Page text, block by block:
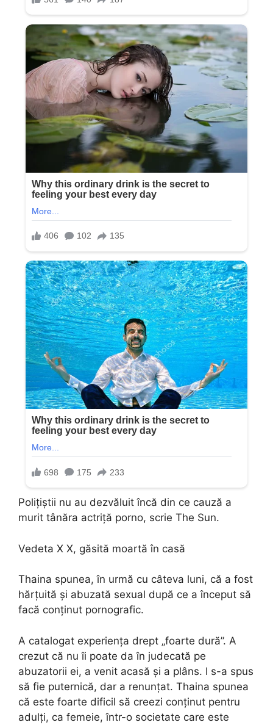
Polițiștii nu au dezvăluit încă din ce cauză a
murit tânăra actriță porno, scrie The Sun.
Vedeta X X, găsită moartă în casă
Thaina spunea, în urmă cu câteva luni, că a fost
hărțuită și abuzată sexual după ce a început să
facă conținut pornografic.
A catalogat experiența drept „foarte dură”. A
crezut că nu îi poate da în judecată pe
abuzatorii ei, a venit acasă și a plâns. I s-a spus
să fie puternică, dar a renunțat. Thaina spunea
că este foarte dificil să creezi conținut pentru
adulți, ca femeie, într-o societate care este